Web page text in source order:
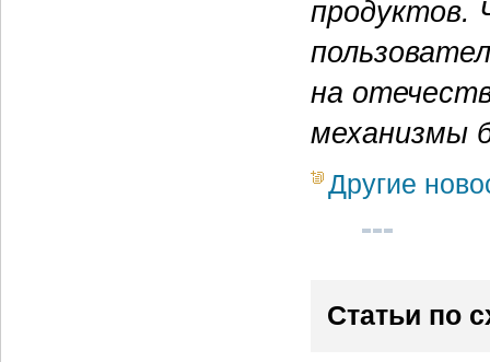
продуктов.
на
механизмы
Другие
Статьи по